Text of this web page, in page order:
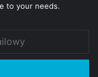
to your needs.